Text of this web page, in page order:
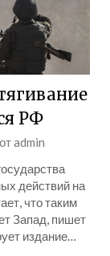
РФ
отadmin
действий на
что таким
Запад, пишет
издание…